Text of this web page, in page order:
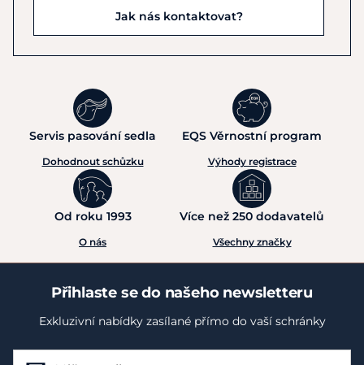
Jak nás kontaktovat?
Servis pasování sedla
Dohodnout schůzku
EQS Věrnostní program
Výhody registrace
Od roku 1993
O nás
Více než 250 dodavatelů
Všechny značky
Přihlaste se do našeho newsletteru
Exkluzivní nabídky zasílané přímo do vaší schránky